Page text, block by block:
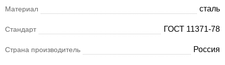
Материал сталь
Стандарт ГОСТ 11371-78
Страна производитель Россия